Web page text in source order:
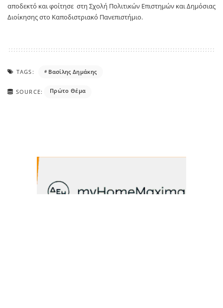
αποδεκτό και φοίτησε στη Σχολή Πολιτικών Επιστημών και Δημόσιας
Διοίκησης στο Καποδιστριακό Πανεπιστήμιο.
TAGS: Βασίλης Δημάκης
SOURCE: Πρώτο Θέμα